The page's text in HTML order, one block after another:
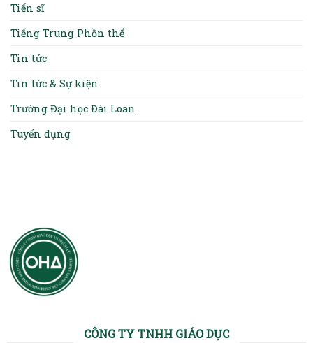
Tiến sĩ
Tiếng Trung Phồn thể
Tin tức
Tin tức & Sự kiện
Trường Đại học Đài Loan
Tuyển dụng
CÔNG TY TNHH GIÁO DỤC